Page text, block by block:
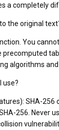
a completely
the original
You
precomputed
algorithms
use?
SHA-256
256. Never